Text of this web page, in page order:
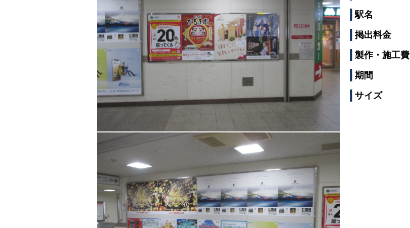
駅名
掲出料金
製作・施工費
期間
サイズ